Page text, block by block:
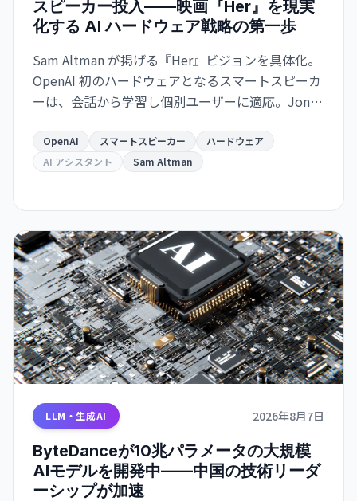
スピーカー投入——映画『Her』を現実
化する AI ハードウェア戦略の第一歩
Sam Altman が掲げる『Her』ビジョンを具体化。
OpenAI 初のハードウェアとなるスマートスピーカ
ーは、会話から学習し個別ユーザーに適応。Jony
OpenAI スマートスピーカー
ハードウェア
AI アシスタント
Sam Altman
LLM・生成AI 2026年8月7日
ByteDanceが10兆パラメータの大規模
AIモデルを開発中——中国の技術リーダ
ーシップが加速